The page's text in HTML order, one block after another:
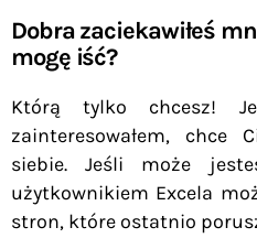
Dobra zaciekawiłeś
mogę iść?
Którą tylko chcesz!
zainteresowałem, chce
siebie. Jeśli może
użytkownikiem Excela
stron, które ostatnio